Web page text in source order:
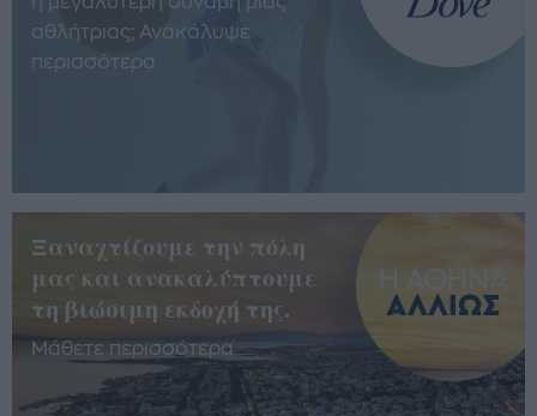
αθλήτριας; Ανακάλυψε
περισσότερα
Ξαναχτίζουμε την πόλη
μας και ανακαλύπτουμε
τη βιώσιμη εκδοχή της.
Μάθετε περισσότερα